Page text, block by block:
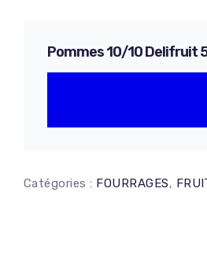
Pommes 10/10 Delifruit
Catégories : FOURRAGES,